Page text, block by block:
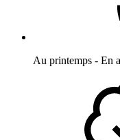
Au printemps - En